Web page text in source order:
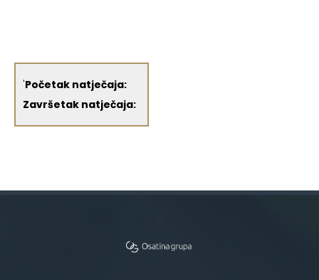
'Početak natječaja:
Završetak natječaja: